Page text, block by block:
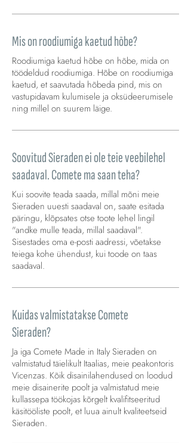
Mis on roodiumiga kaetud hõbe?
Roodiumiga kaetud hõbe on hõbe, mida on
töödeldud roodiumiga. Hõbe on roodiumiga
kaetud, et saavutada hõbeda pind, mis on
vastupidavam kulumisele ja oksüdeerumisele
ning millel on suurem läige.
Soovitud Sieraden ei ole teie veebilehel
saadaval. Comete ma saan teha?
Kui soovite teada saada, millal mõni meie
Sieraden uuesti saadaval on, saate esitada
päringu, klõpsates otse toote lehel lingil
"andke mulle teada, millal saadaval".
Sisestades oma e-posti aadressi, võetakse
teiega kohe ühendust, kui toode on taas
saadaval.
Kuidas valmistatakse Comete
Sieraden?
Ja iga Comete Made in Italy Sieraden on
valmistatud täielikult Itaalias, meie peakontoris
Vicenzas. Kõik disainilahendused on loodud
meie disainerite poolt ja valmistatud meie
kullassepa töökojas kõrgelt kvalifitseeritud
käsitööliste poolt, et luua ainult kvaliteetseid
Sieraden.